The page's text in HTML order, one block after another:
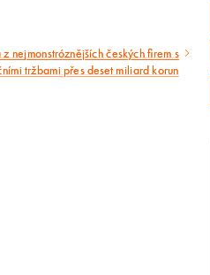
nejmonstróznějších českých firem s
tržbami přes deset miliard korun